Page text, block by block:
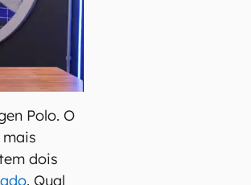
Polo. O
dois
. Qual